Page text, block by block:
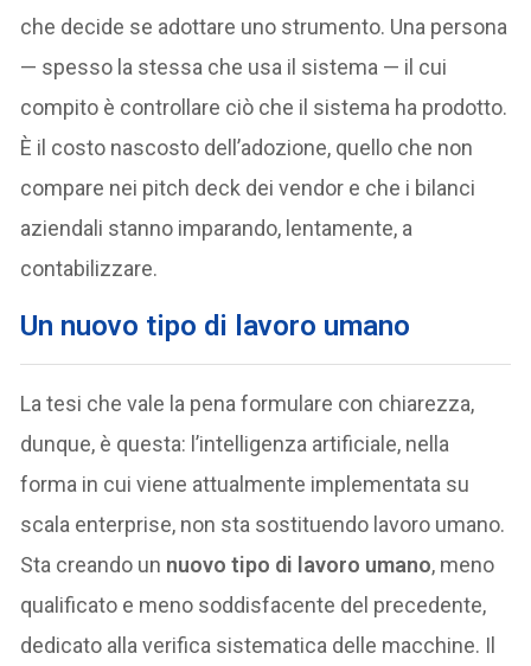
che decide se adottare uno strumento. Una persona
— spesso la stessa che usa il sistema — il cui
compito è controllare ciò che il sistema ha prodotto.
È il costo nascosto dell’adozione, quello che non
compare nei pitch deck dei vendor e che i bilanci
aziendali stanno imparando, lentamente, a
contabilizzare.
Un nuovo tipo di lavoro umano
La tesi che vale la pena formulare con chiarezza,
dunque, è questa: l’intelligenza artificiale, nella
forma in cui viene attualmente implementata su
scala enterprise, non sta sostituendo lavoro umano.
Sta creando un nuovo tipo di lavoro umano, meno
qualificato e meno soddisfacente del precedente,
dedicato alla verifica sistematica delle macchine. Il